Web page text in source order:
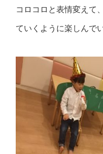
コロコロと表情変えて
ていくように楽しんで